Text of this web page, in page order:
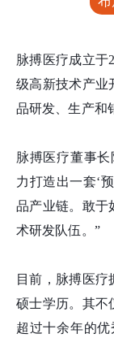
脉搏医疗成立于
级高新技术产业
品研发、生产和
脉搏医疗董事
力打造出一套‘
品产业链。敢于
术研发队伍。”
目前，脉搏医疗
硕士学历。其不
超过十余年的